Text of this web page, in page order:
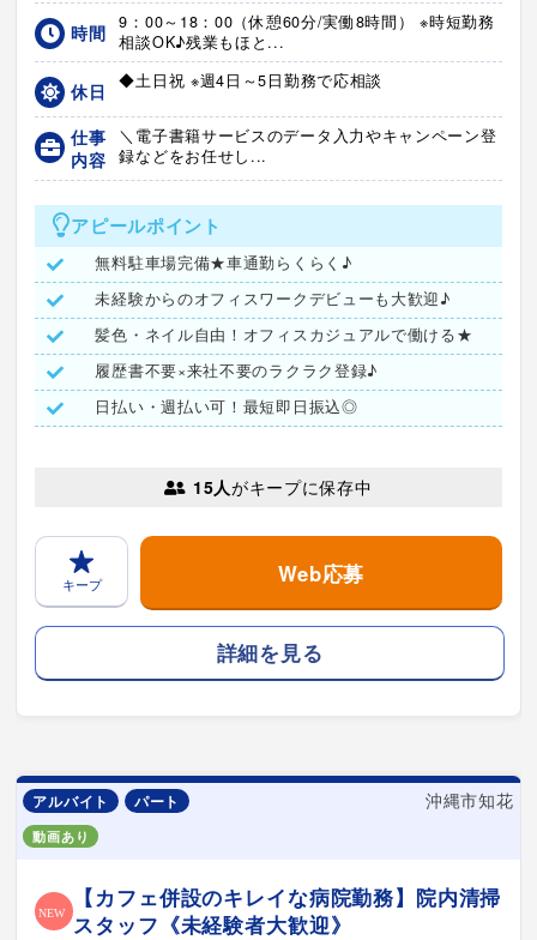
時間
9：00～18：00（休憩60分/実働8時間） ※時短勤務
相談OK♪残業もほと...
休日 ◆土日祝 ※週4日～5日勤務で応相談
仕事
内容
＼電子書籍サービスのデータ入力やキャンペーン登
録などをお任せし...
アピールポイント
無料駐車場完備★車通勤らくらく♪
未経験からのオフィスワークデビューも大歓迎♪
髪色・ネイル自由！オフィスカジュアルで働ける★
履歴書不要×来社不要のラクラク登録♪
日払い・週払い可！最短即日振込◎
15人がキープに保存中
キープ Web応募
詳細を見る
アルバイト パート 沖縄市知花
動画あり
【カフェ併設のキレイな病院勤務】院内清掃
スタッフ《未経験者大歓迎》